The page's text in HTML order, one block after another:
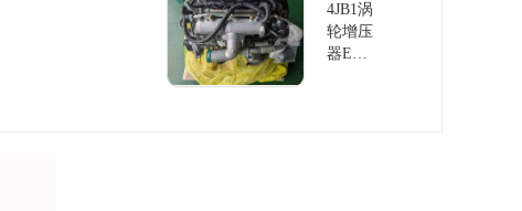
4JB1涡
轮增压
器EU